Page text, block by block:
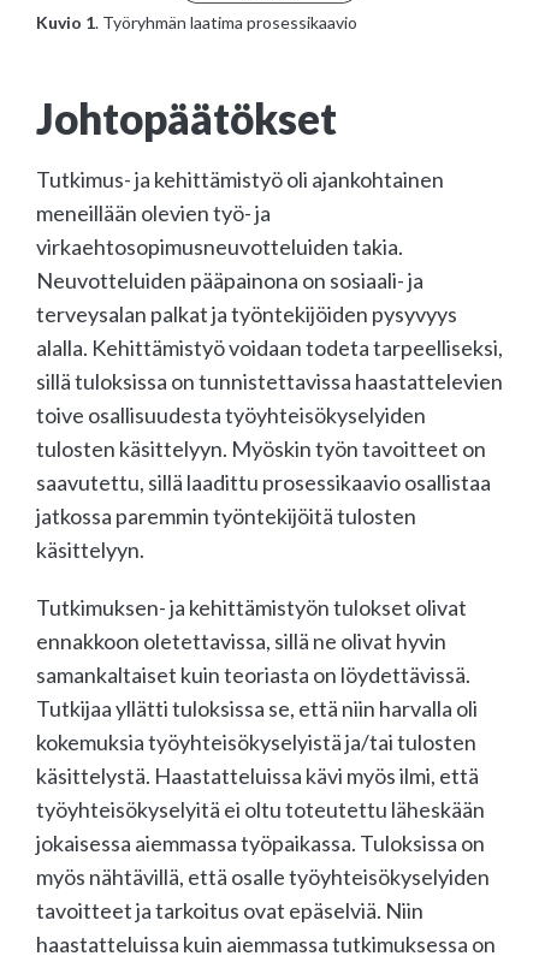
Kuvio 1. Työryhmän laatima prosessikaavio
Johtopäätökset
Tutkimus- ja kehittämistyö oli ajankohtainen
meneillään olevien työ- ja
virkaehtosopimusneuvotteluiden takia.
Neuvotteluiden pääpainona on sosiaali- ja
terveysalan palkat ja työntekijöiden pysyvyys
alalla. Kehittämistyö voidaan todeta tarpeelliseksi,
sillä tuloksissa on tunnistettavissa haastattelevien
toive osallisuudesta työyhteisökyselyiden
tulosten käsittelyyn. Myöskin työn tavoitteet on
saavutettu, sillä laadittu prosessikaavio osallistaa
jatkossa paremmin työntekijöitä tulosten
käsittelyyn.
Tutkimuksen- ja kehittämistyön tulokset olivat
ennakkoon oletettavissa, sillä ne olivat hyvin
samankaltaiset kuin teoriasta on löydettävissä.
Tutkijaa yllätti tuloksissa se, että niin harvalla oli
kokemuksia työyhteisökyselyistä ja/tai tulosten
käsittelystä. Haastatteluissa kävi myös ilmi, että
työyhteisökyselyitä ei oltu toteutettu läheskään
jokaisessa aiemmassa työpaikassa. Tuloksissa on
myös nähtävillä, että osalle työyhteisökyselyiden
tavoitteet ja tarkoitus ovat epäselviä. Niin
haastatteluissa kuin aiemmassa tutkimuksessa on